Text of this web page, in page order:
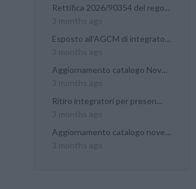
Rettifica 2026/90354 del rego...
Esposto all'AGCM di integrato...
Aggiornamento catalogo Novel...
Ritiro integratori per presen...
Aggiornamento catalogo novel...